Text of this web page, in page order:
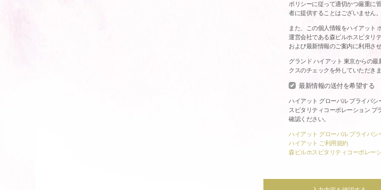
ポリシーに従って適切かつ厳重に
者に提供することはございません。
また、この個人情報をハイアット
運営会社である森ビルホスピタリ
および最新情報のご案内に利用さ
グランド ハイアット 東京からの
クスのチェックを外していただき
最新情報の送付を希望する
ハイアット グローバル プライバ
スピタリティコーポレーション プ
確認ください。
ハイアット グローバル プライバシ
ハイアット ご利用規約
森ビルホスピタリティコーポレー